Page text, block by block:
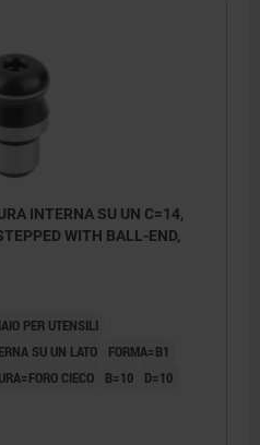
INTERNA SU UN C=14,
WITH BALL-END,
PER UTENSILI
SU UN LATO
FORMA=B1
CIECO
B=10
D=10